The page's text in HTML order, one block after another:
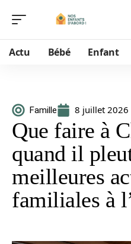
Actu Bébé Enfant
Famille 8 juillet 2026
Que faire à
quand il
meilleures
familiales à